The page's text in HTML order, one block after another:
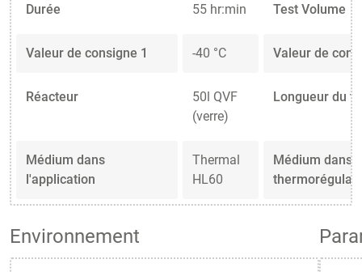
Durée 55 hr:min Test Volume
Valeur de consigne 1 -40 °C Valeur de
Réacteur
50l QVF
(verre)
Longueur du
Médium dans
l'application
Thermal
HL60
Médium dans
Environnement